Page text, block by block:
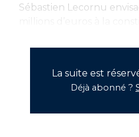
Sébastien Lecornu
La suite est
Déjà abonné ?